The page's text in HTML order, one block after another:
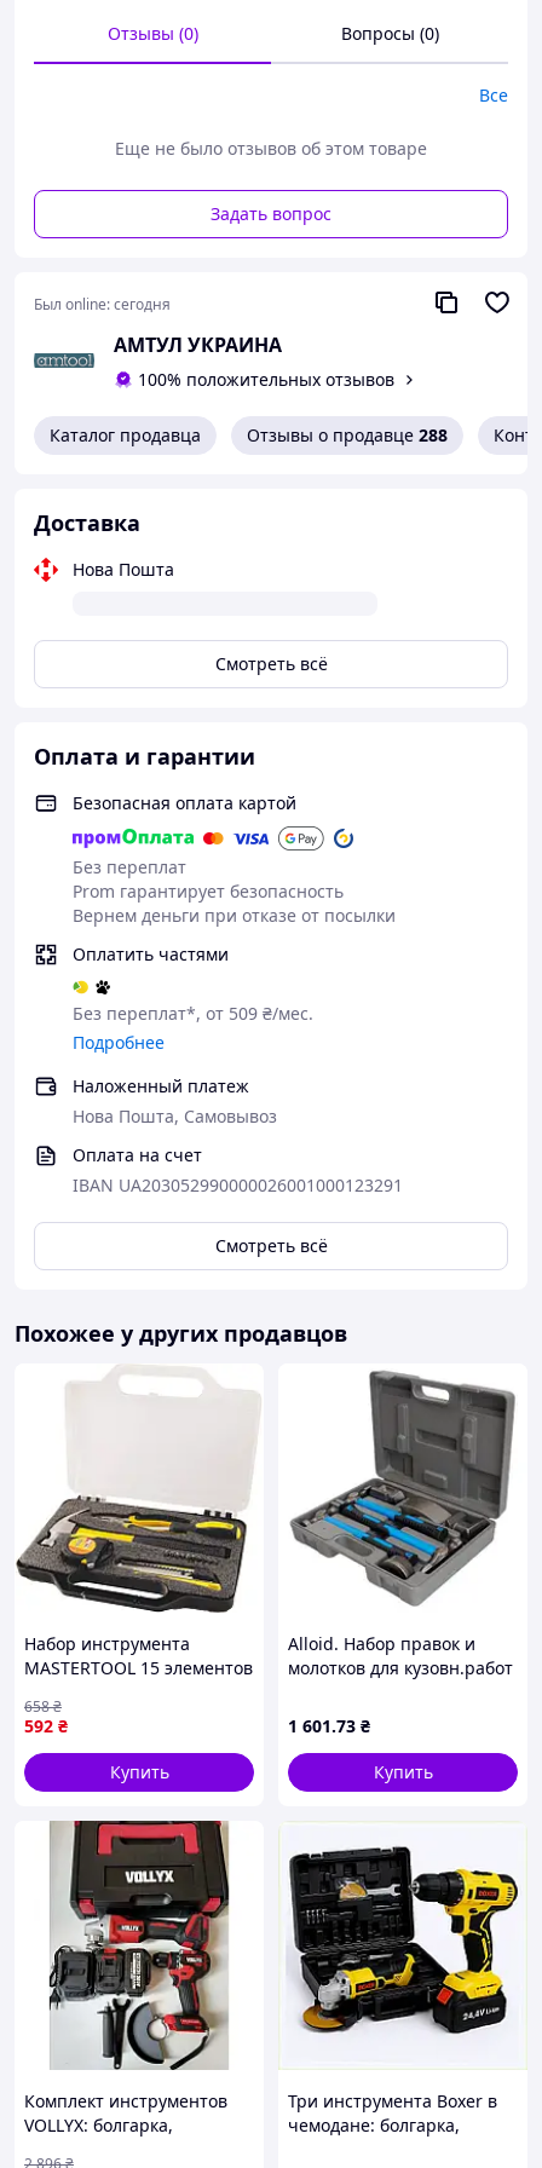
2250-1 - 1/4" - HEX 1/4",
958-2 - 1/2" - 3/8",
1058-2 - 3/4" - 1/2",
Произведено компанией HAZET в Германии
Отзывы (0) Вопросы (0)
Все
Еще не было отзывов об этом товаре
Задать вопрос
Был online:сегодня
АМТУЛ УКРАИНА
100% положительных отзывов
Каталог продавца Отзывы о продавце 288
Доставка
Нова Пошта
Смотреть всё
Оплата и гарантии
Безопасная оплата картой
Без переплат
Prom гарантирует безопасность
Вернем деньги при отказе от посылки
Оплатить частями
Без переплат*, от 509 ₴/мес.
Подробнее
Наложенный платеж
Нова Пошта, Самовывоз
Оплата на счет
IBAN UA203052990000026001000123291
Смотреть всё
Похожее у других продавцов
Набор инструмента
MASTERTOOL 15 элементов
592 ₴
658₴
Купить
Alloid. Набор правок и
молотков для кузовн.работ
1 601.73 ₴
Купить
Комплект инструментов
VOLLYX: болгарка,
2 896₴
Три инструмента Boxer в
чемодане: болгарка,